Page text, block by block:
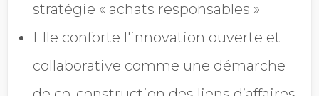
stratégie « achats responsables »
Elle conforte l'innovation ouverte et
collaborative comme une démarche